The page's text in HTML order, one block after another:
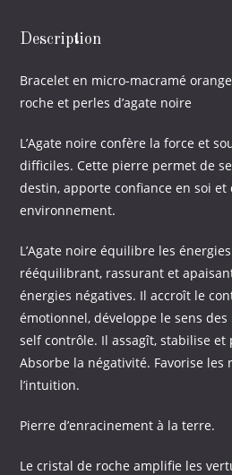
Description
Bracelet en micro-macramé
roche et perles d’agate noire
L’Agate noire confère la force et
difficiles. Cette pierre permet de
destin, apporte confiance en soi et
environnement.
L’Agate noire équilibre les
rééquilibrant, rassurant et
énergies négatives. Il accroît le
émotionnel, développe le sens
self contrôle. Il assagît, stabilise et
Absorbe la négativité. Favorise les
l’intuition.
Pierre d’enracinement à la terre.
Le cristal de roche amplifie les